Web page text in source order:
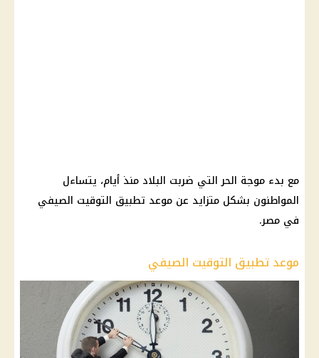
مع بدء موجة الحر التي ضربت البلاد منذ أيام، يتساءل
المواطنون بشكل متزايد عن موعد تطبيق التوقيت الصيفي
في مصر.
موعد تطبيق التوقيت الصيفي